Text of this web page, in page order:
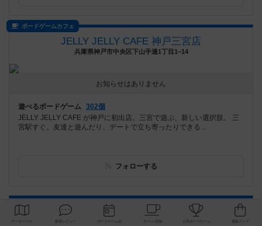
ボードゲームカフェ
JELLY JELLY CAFE 神戸三宮店
兵庫県神戸市中央区下山手通1丁目1−14
お知らせはありません
遊べるボードゲーム 302個
JELLY JELLY CAFE が神戸に初出店。三宮で遊ぶ、新しい選択肢。 三
宮駅すぐ。友達と遊んだり、デートで立ち寄ったりできる...
フォローする
会議室IFs mini 名駅
愛知県名古屋市中村区名駅3丁目13−28 名駅セブンスタービル1204